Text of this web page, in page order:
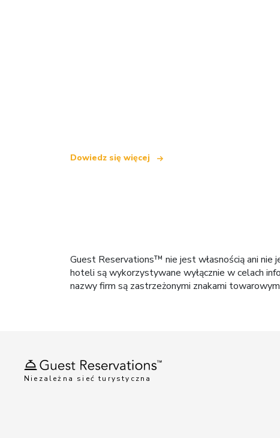
Dowiedz się więcej
Guest Reservations™ nie jest własnością ani
hoteli są wykorzystywane wyłącznie w celach
nazwy firm są zastrzeżonymi znakami
Niezależna sieć turystyczna